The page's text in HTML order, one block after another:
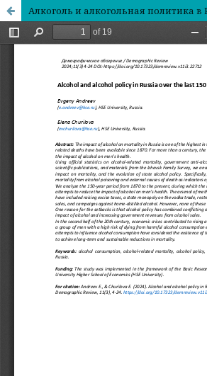
Алкоголь и алкогольная политика в